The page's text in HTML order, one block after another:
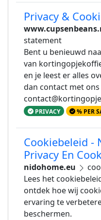
Privacy &
statement
Bent u benieuwd
van
en je leest er alles
dan contact met
PRIVACY % PER
Cookiebeleid -
Privacy En
nidohome.eu
Lees het
ontdek hoe wij
ervaring te
beschermen.